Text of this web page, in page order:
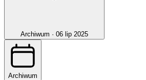
Archiwum · 06 lip 2025
Archiwum